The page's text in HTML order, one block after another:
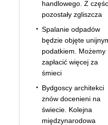
handlowego. Z
pozostały zgliszcza
Spalanie odpadów
będzie objęte
podatkiem. Możemy
zapłacić więcej za
śmieci
Bydgoscy architekci
znów docenieni na
świecie. Kolejna
międzynarodowa